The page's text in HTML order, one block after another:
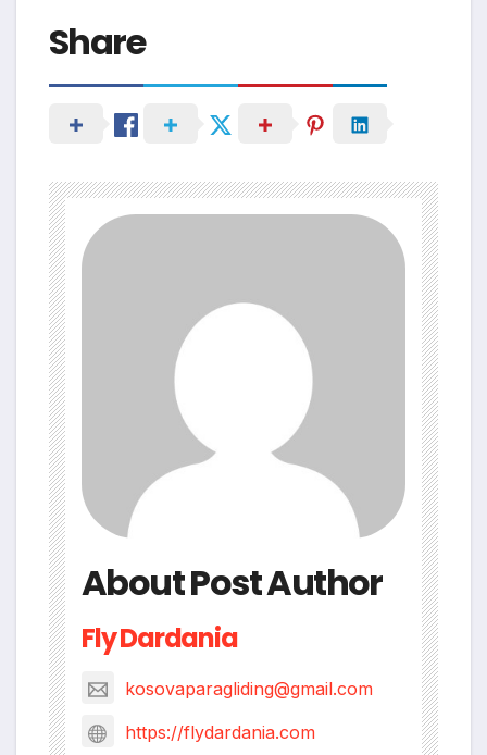
Share
About Post Author
Fly Dardania
kosovaparagliding@gmail.com
https://flydardania.com